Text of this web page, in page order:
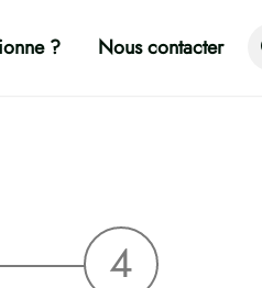
? Nous contacter